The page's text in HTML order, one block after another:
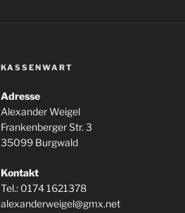
KASSENWART
Adresse
Alexander Weigel
Frankenberger Str. 3
35099 Burgwald
Kontakt
Tel.: 0174 1621378
alexanderweigel@gmx.net